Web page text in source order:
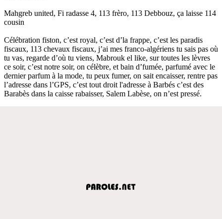
Mahgreb united, Fi radasse 4, 113 frèro, 113 Debbouz, ça laisse 114
cousin
Célébration fiston, c’est royal, c’est d’la frappe, c’est les paradis
fiscaux, 113 chevaux fiscaux, j’ai mes franco-algériens tu sais pas où
tu vas, regarde d’où tu viens, Mabrouk el like, sur toutes les lèvres
ce soir, c’est notre soir, on célèbre, et bain d’fumée, parfumé avec le
dernier parfum à la mode, tu peux fumer, on sait encaisser, rentre pas
l’adresse dans l’GPS, c’est tout droit l'adresse à Barbés c’est des
Barabès dans la caisse rabaisser, Salem Labèse, on n’est pressé.